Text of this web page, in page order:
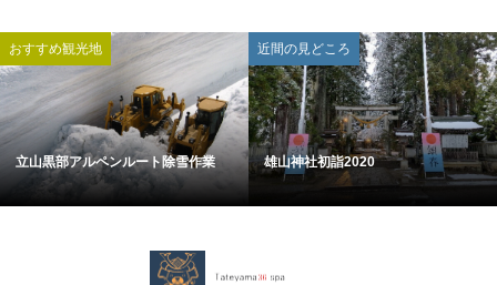
おすすめ観光地
立山黒部アルペンルート除雪作業
近間の見どころ
雄山神社初詣2020